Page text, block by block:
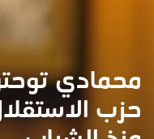
محمادي
حزب